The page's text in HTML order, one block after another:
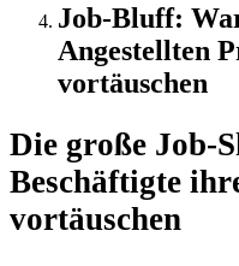
Job-Bluff:
Angestellten
vortäuschen
Die große Job-
Beschäftigte
vortäuschen